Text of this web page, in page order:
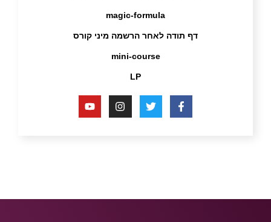
magic-formula
דף תודה לאחר הרשמה מיני קורס
mini-course
LP